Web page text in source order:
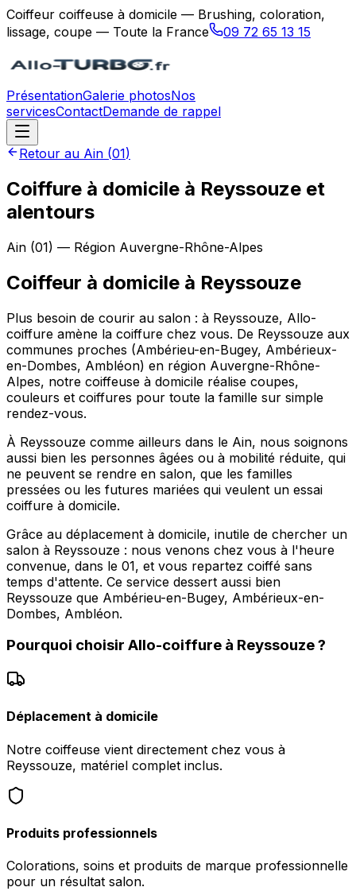
Coiffeur coiffeuse à domicile — Brushing, coloration,
lissage, coupe — Toute la France
09 72 65 13 15
PrésentationGalerie photosNos
servicesContactDemande de rappel
Retour au Ain (01)
Coiffure à domicile à Reyssouze et
alentours
Ain (01) — Région Auvergne-Rhône-Alpes
Coiffeur à domicile à Reyssouze
Plus besoin de courir au salon : à Reyssouze, Allo-
coiffure amène la coiffure chez vous. De Reyssouze aux
communes proches (Ambérieu-en-Bugey, Ambérieux-
en-Dombes, Ambléon) en région Auvergne-Rhône-
Alpes, notre coiffeuse à domicile réalise coupes,
couleurs et coiffures pour toute la famille sur simple
rendez-vous.
À Reyssouze comme ailleurs dans le Ain, nous soignons
aussi bien les personnes âgées ou à mobilité réduite, qui
ne peuvent se rendre en salon, que les familles
pressées ou les futures mariées qui veulent un essai
coiffure à domicile.
Grâce au déplacement à domicile, inutile de chercher un
salon à Reyssouze : nous venons chez vous à l'heure
convenue, dans le 01, et vous repartez coiffé sans
temps d'attente. Ce service dessert aussi bien
Reyssouze que Ambérieu-en-Bugey, Ambérieux-en-
Dombes, Ambléon.
Pourquoi choisir Allo-coiffure à Reyssouze?
Déplacement à domicile
Notre coiffeuse vient directement chez vous à
Reyssouze, matériel complet inclus.
Produits professionnels
Colorations, soins et produits de marque professionnelle
pour un résultat salon.